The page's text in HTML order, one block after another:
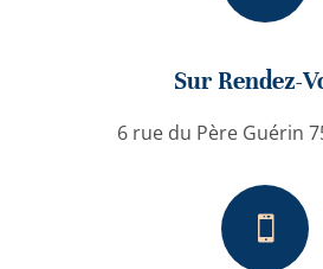
Sur Rendez-
6 rue du Père Guérin
